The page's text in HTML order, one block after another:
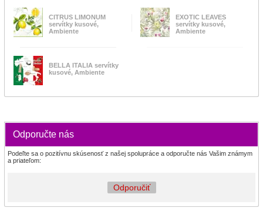
CITRUS LIMONUM
servítky kusové,
Ambiente
EXOTIC LEAVES
servítky kusové,
Ambiente
BELLA ITALIA servítky
kusové, Ambiente
Odporučte nás
Podeľte sa o pozitívnu skúsenosť z našej spolupráce a odporučte nás Vašim známym
a priateľom:
Odporučiť